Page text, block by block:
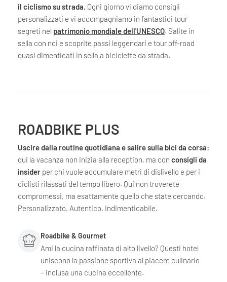
il ciclismo su strada. Ogni giorno vi diamo consigli
personalizzati e vi accompagniamo in fantastici tour
segreti nel patrimonio mondiale dell'UNESCO. Salite in
sella con noi e scoprite passi leggendari e tour off-road
quasi dimenticati in sella a biciclette da strada.
ROADBIKE PLUS
Uscire dalla routine quotidiana e salire sulla bici da corsa:
qui la vacanza non inizia alla reception, ma con consigli da
insider per chi vuole accumulare metri di dislivello e per i
ciclisti rilassati del tempo libero. Qui non troverete
compromessi, ma esattamente quello che state cercando.
Personalizzato. Autentico. Indimenticabile.
Roadbike & Gourmet
Ami la cucina raffinata di alto livello? Questi hotel
uniscono la passione sportiva al piacere culinario
– inclusa una cucina eccellente.